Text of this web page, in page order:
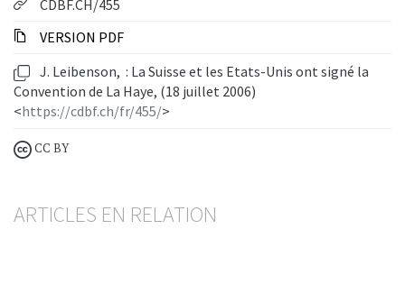
CDBF.CH/455
VERSION PDF
J. Leibenson, : La Suisse et les Etats-Unis ont signé la
Convention de La Haye, (18 juillet 2006)
<https://cdbf.ch/fr/455/>
CC BY
ARTICLES EN RELATION